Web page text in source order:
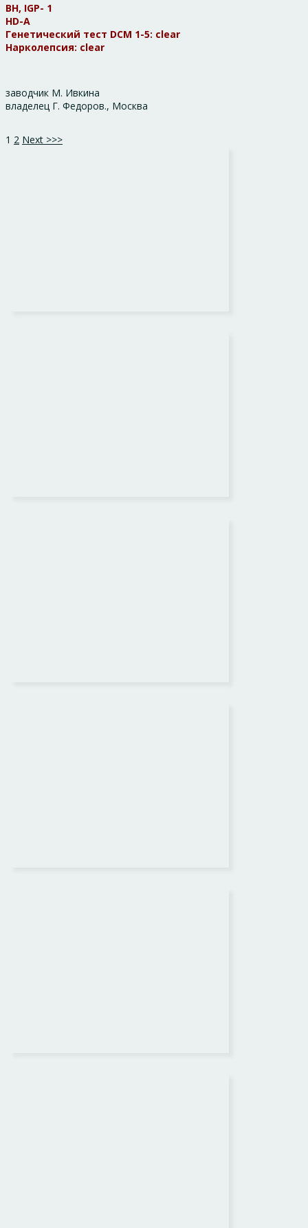
BH, IGP- 1
HD-A
Генетический тест DCM 1-5: clear
Нарколепсия: clear
заводчик М. Ивкина
владелец Г. Федоров., Москва
1 2 Next >>>